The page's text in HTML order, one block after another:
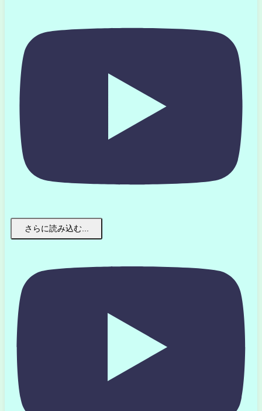
さらに読み込む...